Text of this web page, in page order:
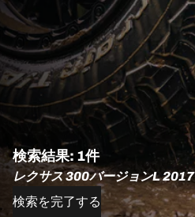
検索結果: 1件
レクサス 300バージョンL 2017
検索を完了する